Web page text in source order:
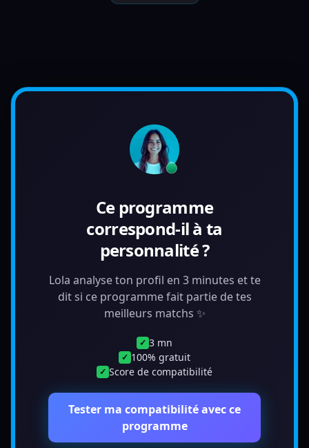
Ce programme
correspond-il à ta
personnalité ?
Lola analyse ton profil en 3 minutes et te
dit si ce programme fait partie de tes
meilleurs matchs ✨
✓ 3 mn
✓ 100% gratuit
✓ Score de compatibilité
Tester ma compatibilité avec ce
programme